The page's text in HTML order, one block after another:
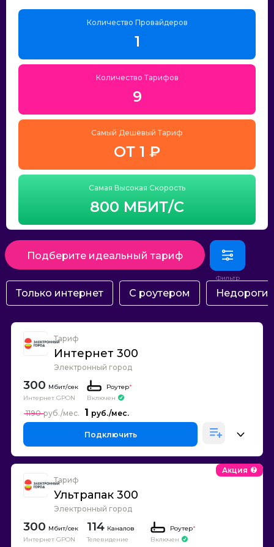
Количество Провайдеров
1
Количество Тарифов
9
Самый Дешёвый Тариф
ОТ 1 ₽
Самая Высокая Скорость
800 МБИТ/С
Подберите идеальный тариф
Только интернет С роутером Недорогие
Тариф
Интернет 300
Электронный город
300
Интернет GPON
Роутер*
Включен
1
1190
Подключить
Тариф
Ультрапак 300
Электронный город
Акция
300
Интернет GPON
114 Каналов
Телевидение
Роутер*
Включен